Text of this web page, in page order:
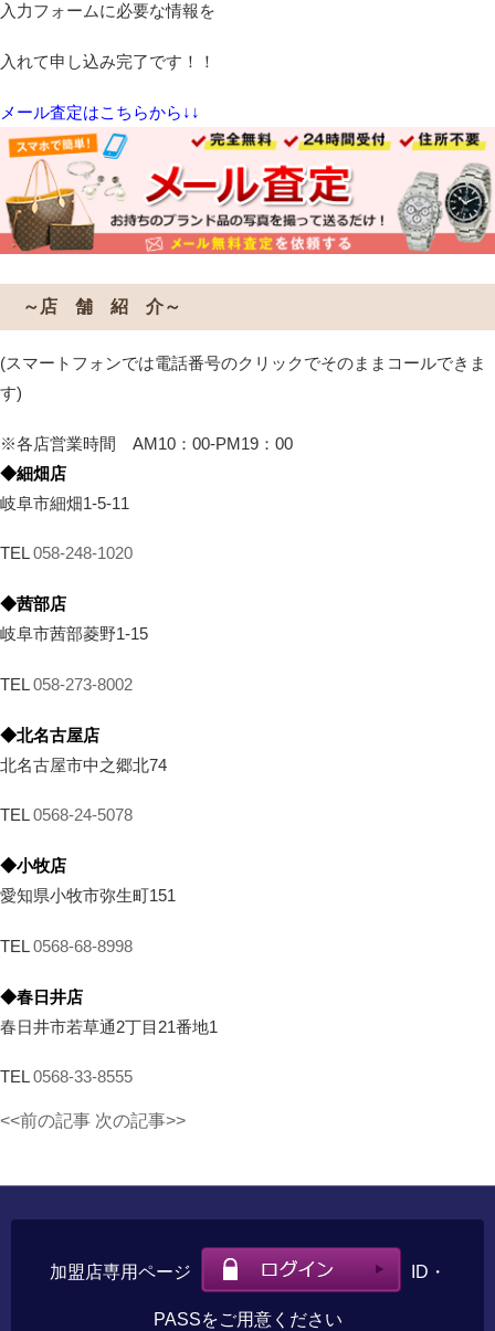
入力フォームに必要な情報を
入れて申し込み完了です！！
メール査定はこちらから↓↓
～店 舗 紹 介～
(スマートフォンでは電話番号のクリックでそのままコールできま
す)
※各店営業時間 AM10：00-PM19：00
◆細畑店
岐阜市細畑1-5-11
TEL058-248-1020
◆茜部店
岐阜市茜部菱野1-15
TEL058-273-8002
◆北名古屋店
北名古屋市中之郷北74
TEL0568-24-5078
◆小牧店
愛知県小牧市弥生町151
TEL0568-68-8998
◆春日井店
春日井市若草通2丁目21番地1
TEL0568-33-8555
<<前の記事 次の記事>>
加盟店専用ページ ID・
PASSをご用意ください